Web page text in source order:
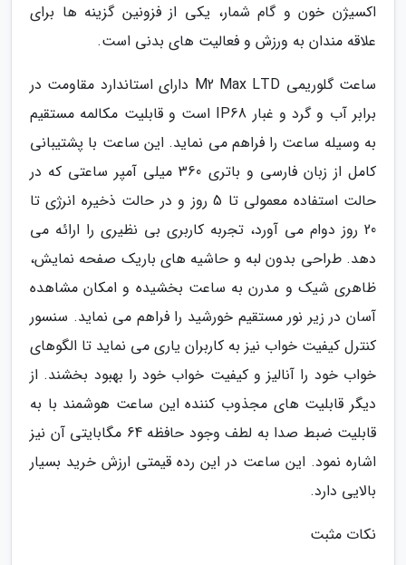
اکسیژن خون و گام شمار، یکی از فزونین گزینه ها برای
علاقه مندان به ورزش و فعالیت های بدنی است.
ساعت گلوریمی M2 Max LTD دارای استاندارد مقاومت در
برابر آب و گرد و غبار IP68 است و قابلیت مکالمه مستقیم
به وسیله ساعت را فراهم می نماید. این ساعت با پشتیبانی
کامل از زبان فارسی و باتری 360 میلی آمپر ساعتی که در
حالت استفاده معمولی تا 5 روز و در حالت ذخیره انرژی تا
20 روز دوام می آورد، تجربه کاربری بی نظیری را ارائه می
دهد. طراحی بدون لبه و حاشیه های باریک صفحه نمایش،
ظاهری شیک و مدرن به ساعت بخشیده و امکان مشاهده
آسان در زیر نور مستقیم خورشید را فراهم می نماید. سنسور
کنترل کیفیت خواب نیز به کاربران یاری می نماید تا الگوهای
خواب خود را آنالیز و کیفیت خواب خود را بهبود بخشند. از
دیگر قابلیت های مجذوب کننده این ساعت هوشمند با به
قابلیت ضبط صدا به لطف وجود حافظه 64 مگابایتی آن نیز
اشاره نمود. این ساعت در این رده قیمتی ارزش خرید بسیار
بالایی دارد.
نکات مثبت